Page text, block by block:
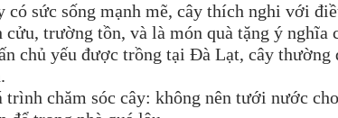
có sức sống mạnh mẽ, cây thích nghi với
trường tồn, và là món quà tặng ý nghĩa
chủ yếu được trồng tại Đà Lạt, cây
chăm sóc cây: không nên tưới nước